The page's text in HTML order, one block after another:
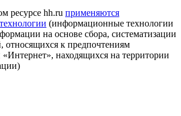
ресурсе hh.ru применяются
(информационные технологии
на основе сбора, систематизации
относящихся к предпочтениям
«Интернет», находящихся на территории